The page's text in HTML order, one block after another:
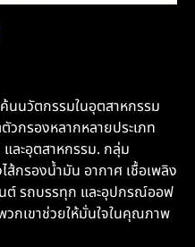
นนวัตกรรมในอุตสาหกรรม
กรองหลากหลายประเภท
ละอุตสาหกรรม. กลุ่ม
กรองน้ำมัน อากาศ เชื้อเพลิง
ต์ รถบรรทุก และอุปกรณ์ออฟ
กเขาช่วยให้มั่นใจในคุณภาพ